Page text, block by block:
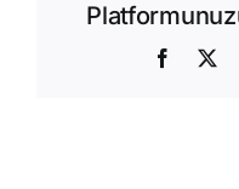
X